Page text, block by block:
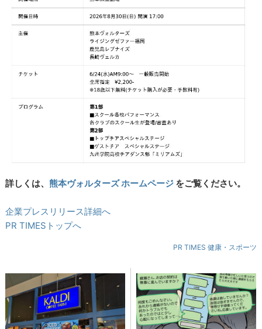
詳しくは、熊本ヴォルターズ ホームページ をご覧ください。
企業プレスリリース詳細へ
PR TIMESトップへ
PR TIMES 健康・スポーツ